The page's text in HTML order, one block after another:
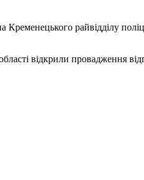
райвідділу
відкрили провадження